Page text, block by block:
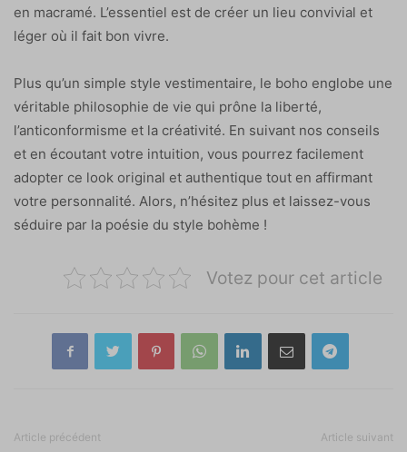
en macramé. L’essentiel est de créer un lieu convivial et
léger où il fait bon vivre.
Plus qu’un simple style vestimentaire, le boho englobe une
véritable philosophie de vie qui prône la liberté,
l’anticonformisme et la créativité. En suivant nos conseils
et en écoutant votre intuition, vous pourrez facilement
adopter ce look original et authentique tout en affirmant
votre personnalité. Alors, n’hésitez plus et laissez-vous
séduire par la poésie du style bohème !
Votez pour cet article
Article précédent Article suivant